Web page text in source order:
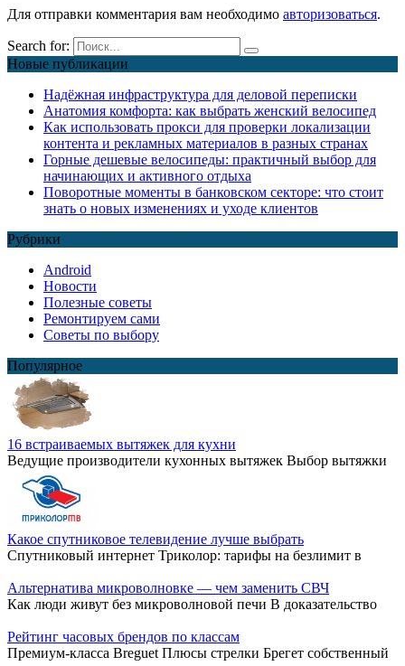
Для отправки комментария вам необходимо авторизоваться.
Search for:
Новые публикации
Надёжная инфраструктура для деловой переписки
Анатомия комфорта: как выбрать женский велосипед
Как использовать прокси для проверки локализации
контента и рекламных материалов в разных странах
Горные дешевые велосипеды: практичный выбор для
начинающих и активного отдыха
Поворотные моменты в банковском секторе: что стоит
знать о новых изменениях и уходе клиентов
Рубрики
Android
Новости
Полезные советы
Ремонтируем сами
Советы по выбору
Популярное
16 встраиваемых вытяжек для кухни
Ведущие производители кухонных вытяжек Выбор вытяжки
Какое спутниковое телевидение лучше выбрать
Спутниковый интернет Триколор: тарифы на безлимит в
Альтернатива микроволновке — чем заменить СВЧ
Как люди живут без микроволновой печи В доказательство
Рейтинг часовых брендов по классам
Премиум-класса Breguet Плюсы стрелки Брегет собственный